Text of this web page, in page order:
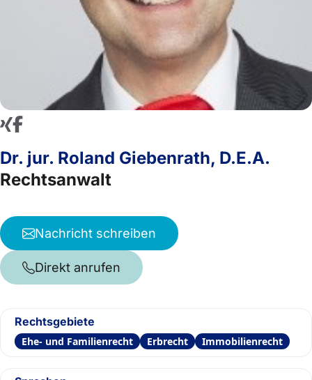
Dr. jur. Roland Giebenrath, D.E.A.
Rechtsanwalt
Nachricht schreiben
Direkt anrufen
Rechtsgebiete
Ehe- und Familienrecht Erbrecht Immobilienrecht